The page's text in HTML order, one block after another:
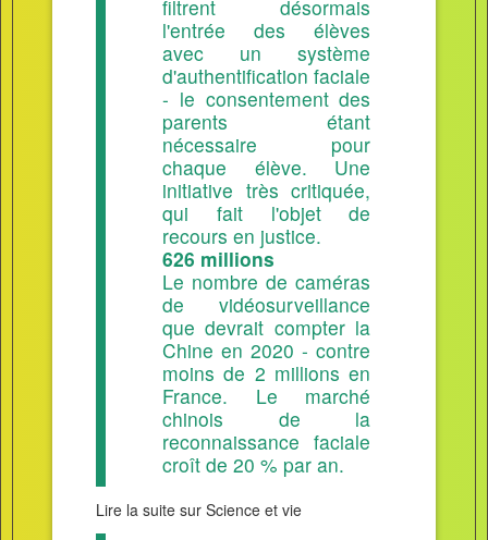
filtrent désormais
l'entrée des élèves
avec un système
d'authentification faciale
- le consentement des
parents étant
nécessaire pour
chaque élève. Une
initiative très critiquée,
qui fait l'objet de
recours en justice.
626 millions
Le nombre de caméras
de vidéosurveillance
que devrait compter la
Chine en 2020 - contre
moins de 2 millions en
France. Le marché
chinois de la
reconnaissance faciale
croît de 20 % par an.
Lire la suite sur Science et vie